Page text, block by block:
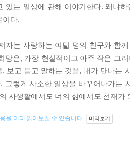
있는 일상에 관해 이야기한다. 왜냐
이다.
자는 사랑하는 여덟 명의 친구와 함
망은, 가장 현실적이고 아주 작은 그
, 보고 듣고 말하는 것을, 내가 만나는
그렇게 사소한 일상을 바꾸어나가는
사생활에서도 너의 삶에서도 천재가
을 미리 읽어보실 수 있습니다. 미리보기